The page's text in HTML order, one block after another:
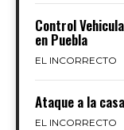
Control
en Puebla
EL INCORRECTO
Ataque a la
EL INCORRECTO